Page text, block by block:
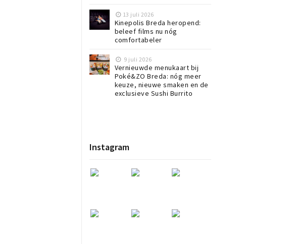
13 juli 2026
Kinepolis Breda heropend:
beleef films nu nóg
comfortabeler
9 juli 2026
Vernieuwde menukaart bij
Poké&ZO Breda: nóg meer
keuze, nieuwe smaken en de
exclusieve Sushi Burrito
Instagram